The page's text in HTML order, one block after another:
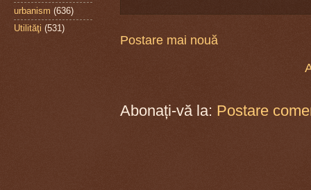
Postare mai nouă
Abonați-vă la: Postare
urbanism (636)
Utilităţi (531)